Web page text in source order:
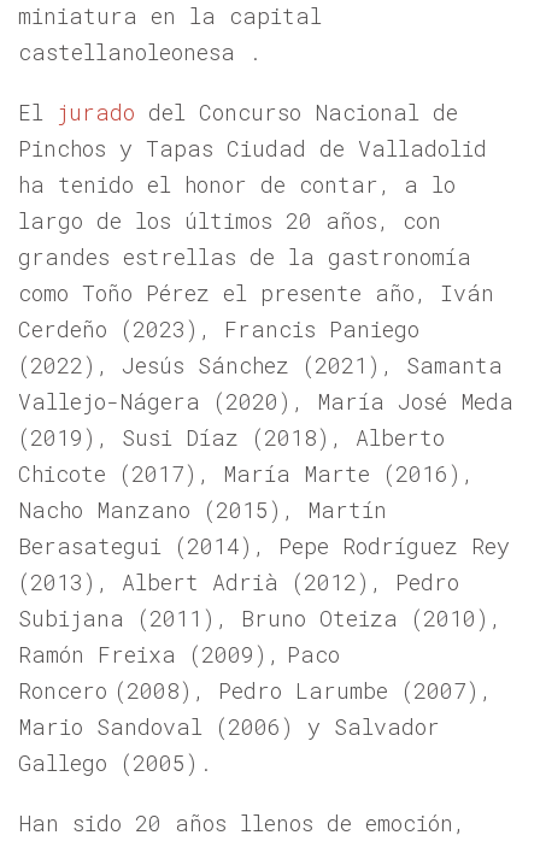
miniatura en la capital
castellanoleonesa .
El jurado del Concurso Nacional de
Pinchos y Tapas Ciudad de Valladolid
ha tenido el honor de contar, a lo
largo de los últimos 20 años, con
grandes estrellas de la gastronomía
como Toño Pérez el presente año, Iván
Cerdeño (2023), Francis Paniego
(2022), Jesús Sánchez (2021), Samanta
Vallejo-Nágera (2020), María José Meda
(2019), Susi Díaz (2018), Alberto
Chicote (2017), María Marte (2016),
Nacho Manzano (2015), Martín
Berasategui (2014), Pepe Rodríguez Rey
(2013), Albert Adrià (2012), Pedro
Subijana (2011), Bruno Oteiza (2010),
Ramón Freixa (2009), Paco
Roncero (2008), Pedro Larumbe (2007),
Mario Sandoval (2006) y Salvador
Gallego (2005) .
Han sido 20 años llenos de emoción,